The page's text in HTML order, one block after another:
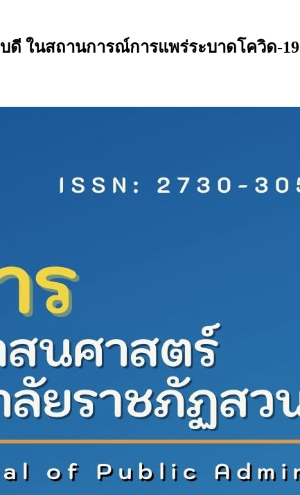
ในสถานการณ์การแพร่ระบาดโควิด-19